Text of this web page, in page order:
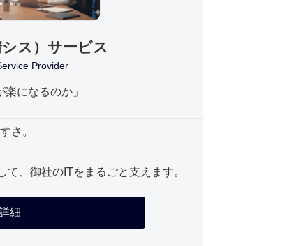
ス）サービス
Provider
楽になるのか」
さ。
て、御社のITをまるごと支えます。
細